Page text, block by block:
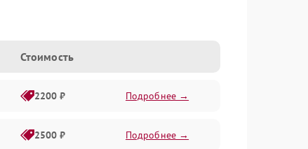
Стоимость
2200 ₽ Подробнее →
2500 ₽ Подробнее →